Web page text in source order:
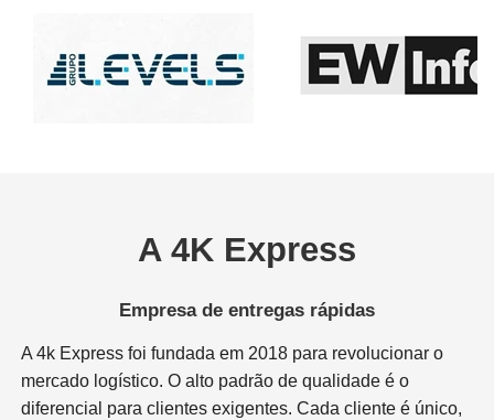
A 4K Express
Empresa de entregas rápidas
A 4k Express foi fundada em 2018 para revolucionar o
mercado logístico. O alto padrão de qualidade é o
diferencial para clientes exigentes. Cada cliente é único,